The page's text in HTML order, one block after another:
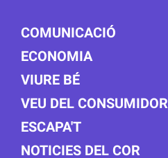
COMUNICACIÓ
ECONOMIA
VIURE BÉ
VEU DEL CONSUMIDOR
ESCAPA'T
NOTICIES DEL COR